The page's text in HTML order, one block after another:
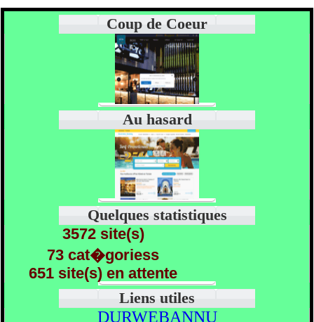
Coup de Coeur
Au hasard
Quelques statistiques
3572 site(s)
73 cat�goriess
651 site(s) en attente
Liens utiles
DURWEBANNU